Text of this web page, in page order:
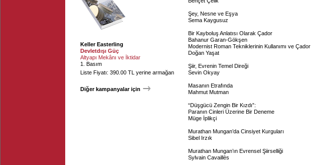
Keller Easterling
Devletdışı Güç
Altyapı Mekânı ve İktidar
1. Basım
Liste Fiyatı: 390.00 TL yerine armağan
Diğer kampanyalar için
Şey, Nesne ve Eşya
Sema Kaygusuz
Bir Kayboluş Anlatısı Olarak Çador
Bahanur Garan-Gökşen
Modernist Roman Tekniklerinin Kullanımı ve Çador
Doğan Yaşat
Şiir, Evrenin Temel Direği
Sevin Okyay
Masanın Etrafında
Mahmut Mutman
“Düşgücü Zengin Bir Kızdı”:
Paranın Cinleri Üzerine Bir Deneme
Müge İplikçi
Murathan Mungan’da Cinsiyet Kurguları
Sibel Irzık
Murathan Mungan’ın Evrensel Şiirselliği
Sylvain Cavaillès